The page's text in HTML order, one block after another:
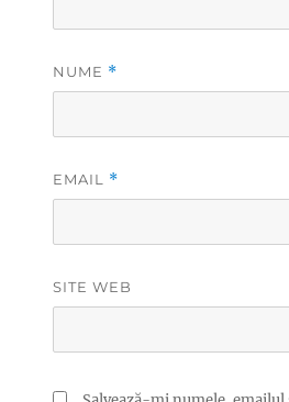
NUME *
EMAIL *
SITE WEB